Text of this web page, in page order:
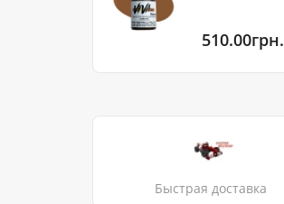
510.00грн.
Быстрая доставка